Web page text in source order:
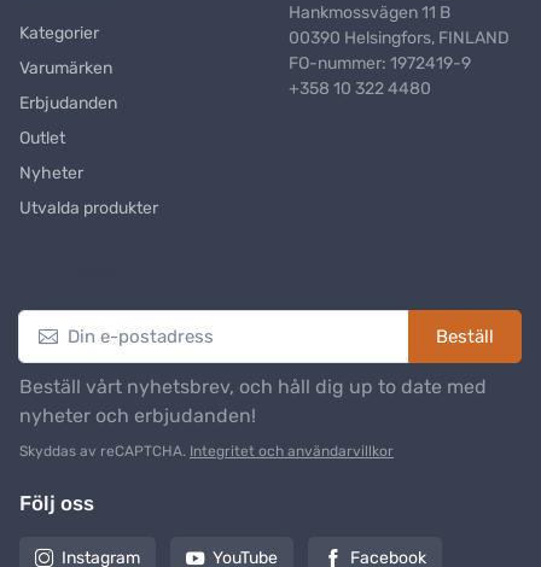
Kategorier
Varumärken
Erbjudanden
Outlet
Nyheter
Utvalda produkter
Hankmossvägen 11 B
00390 Helsingfors, FINLAND
FO-nummer: 1972419-9
+358 10 322 4480
Beställ
Beställ vårt nyhetsbrev, och håll dig up to date med
nyheter och erbjudanden!
Skyddas av reCAPTCHA. Integritet och användarvillkor
Följ oss
Instagram YouTube Facebook